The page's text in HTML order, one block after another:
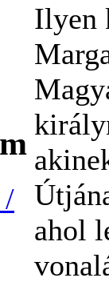
/
Ilyen
ahol